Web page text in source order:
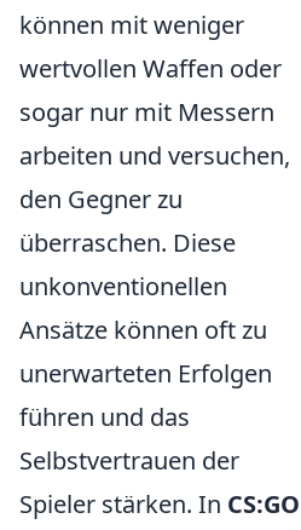
können mit weniger
wertvollen Waffen oder
sogar nur mit Messern
arbeiten und versuchen,
den Gegner zu
überraschen. Diese
unkonventionellen
Ansätze können oft zu
unerwarteten Erfolgen
führen und das
Selbstvertrauen der
Spieler stärken. In CS:GO